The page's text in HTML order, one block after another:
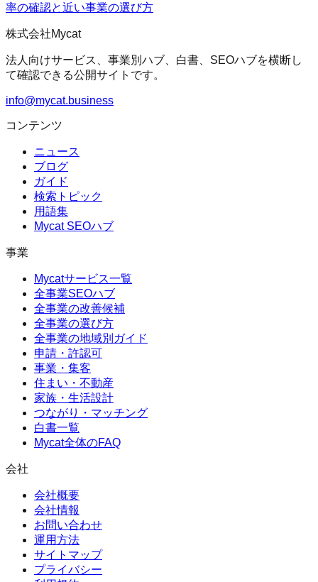
率の確認と近い事業の選び方
株式会社Mycat
法人向けサービス、事業別ハブ、白書、SEOハブを横断し
て確認できる公開サイトです。
info@mycat.business
コンテンツ
ニュース
ブログ
ガイド
検索トピック
用語集
Mycat SEOハブ
事業
Mycatサービス一覧
全事業SEOハブ
全事業の改善候補
全事業の選び方
全事業の地域別ガイド
申請・許認可
事業・集客
住まい・不動産
家族・生活設計
つながり・マッチング
白書一覧
Mycat全体のFAQ
会社
会社概要
会社情報
お問い合わせ
運用方法
サイトマップ
プライバシー